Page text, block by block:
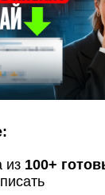
из 100+